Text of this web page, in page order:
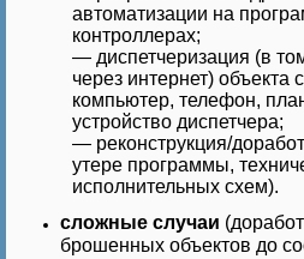
автоматизации на
контроллерах;
— диспетчеризация (в
через интернет) объекта
компьютер, телефон,
устройство диспетчера;
— реконструкция/
утере программы,
исполнительных схем).
сложные случаи
брошенных объектов до